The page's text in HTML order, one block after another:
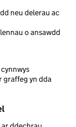
neu delerau ac
o ansawdd
graffeg yn dda